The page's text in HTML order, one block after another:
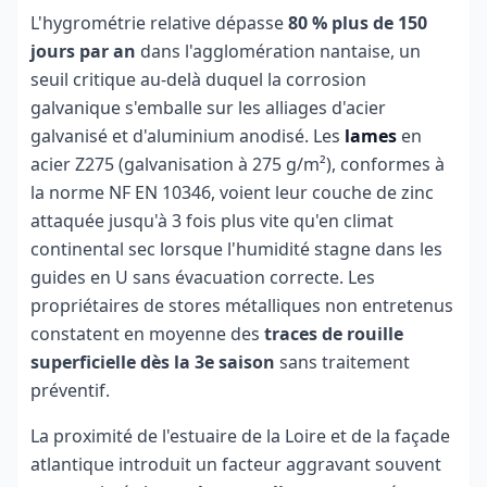
L'hygrométrie relative dépasse80 % plus de 150
jours par an dans l'agglomération nantaise, un
seuil critique au-delà duquel la corrosion
galvanique s'emballe sur les alliages d'acier
galvanisé et d'aluminium anodisé. Les lames en
acier Z275 (galvanisation à 275 g/m²), conformes à
la norme NF EN 10346, voient leur couche de zinc
attaquée jusqu'à 3 fois plus vite qu'en climat
continental sec lorsque l'humidité stagne dans les
guides en U sans évacuation correcte. Les
propriétaires de stores métalliques non entretenus
constatent en moyenne des traces de rouille
superficielle dès la 3e saison sans traitement
préventif.
La proximité de l'estuaire de la Loire et de la façade
atlantique introduit un facteur aggravant souvent